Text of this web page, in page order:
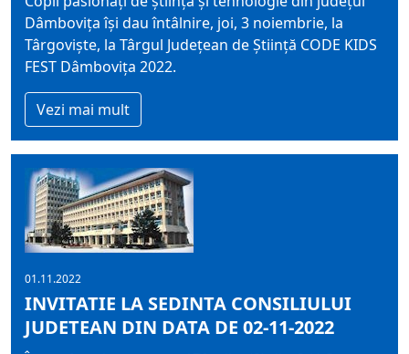
Dâmbovița își dau întâlnire, joi, 3 noiembrie, la
Târgoviște, la Târgul Județean de Știință CODE KIDS
FEST Dâmbovița 2022.
Vezi mai mult
01.11.2022
INVITATIE LA SEDINTA CONSILIULUI
JUDETEAN DIN DATA DE 02-11-2022